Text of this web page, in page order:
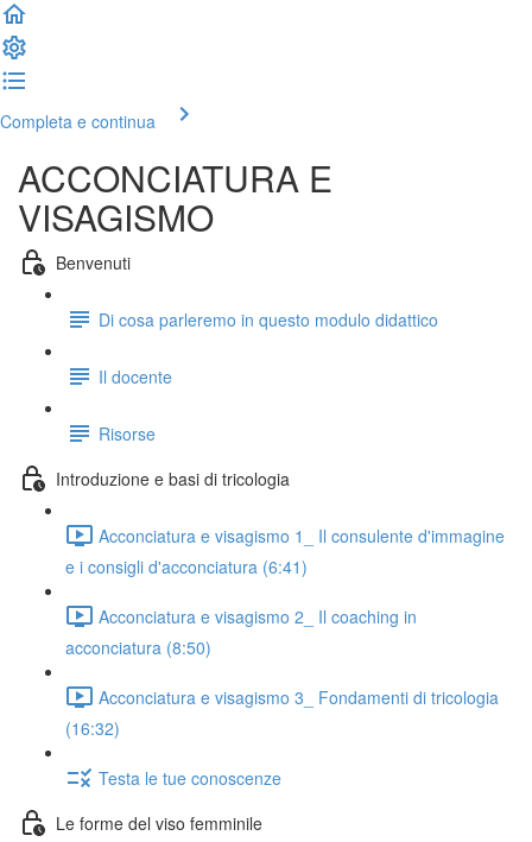
Completa e continua
ACCONCIATURA E
VISAGISMO
Benvenuti
Di cosa parleremo in questo modulo didattico
Il docente
Risorse
Introduzione e basi di tricologia
Acconciatura e visagismo 1_ Il consulente d'immagine
e i consigli d'acconciatura (6:41)
Acconciatura e visagismo 2_ Il coaching in
acconciatura (8:50)
Acconciatura e visagismo 3_ Fondamenti di tricologia
(16:32)
Testa le tue conoscenze
Le forme del viso femminile